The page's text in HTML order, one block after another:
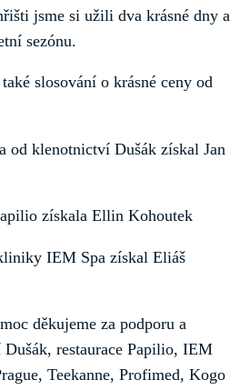
jsme si užili dva krásné dny a
sezónu.
slosování o krásné ceny od
od klenotnictví Dušák získal Jan
získala Ellin Kohoutek
IEM Spa získal Eliáš
děkujeme za podporu a
restaurace Papilio, IEM
Teekanne, Profimed, Kogo